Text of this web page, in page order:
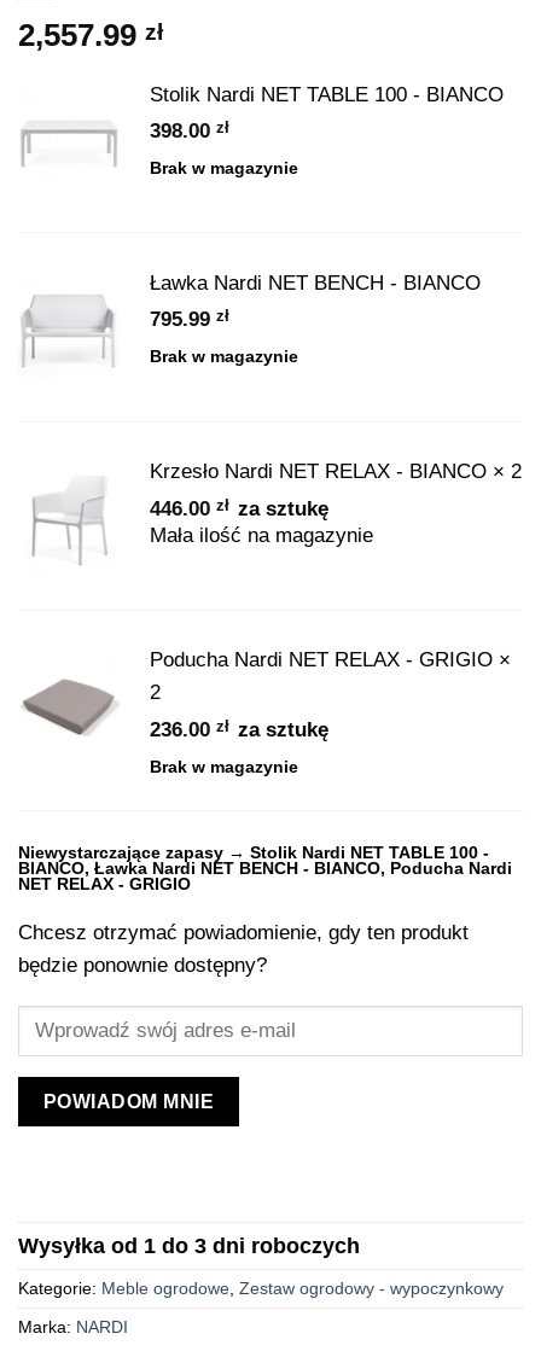
2,557.99 zł
Stolik Nardi NET TABLE 100 - BIANCO
398.00zł
Brak w magazynie
Ławka Nardi NET BENCH - BIANCO
795.99zł
Brak w magazynie
Krzesło Nardi NET RELAX - BIANCO × 2
446.00zł za sztukę
Mała ilość na magazynie
Poducha Nardi NET RELAX - GRIGIO ×
2
236.00zł za sztukę
Brak w magazynie
Niewystarczające zapasy → Stolik Nardi NET TABLE 100 -
BIANCO, Ławka Nardi NET BENCH - BIANCO, Poducha Nardi
NET RELAX - GRIGIO
Chcesz otrzymać powiadomienie, gdy ten produkt
będzie ponownie dostępny?
POWIADOM MNIE
Wysyłka od 1 do 3 dni roboczych
Kategorie: Meble ogrodowe Zestaw ogrodowy - wypoczynkowy
Marka: NARDI